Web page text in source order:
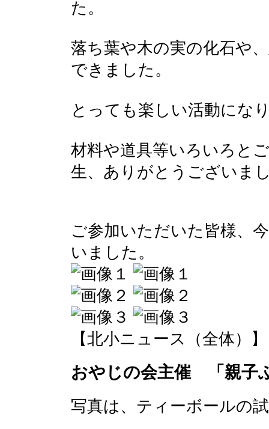
た。
落ち葉や木の実の化石や
できました。
とっても楽しい活動にな
材料や道具等いろいろと
生、ありがとうございま
ご参加いただいた皆様、
いました。
【北小ニュース（全体）
おやじの会主催 「親子
写真は、ティーボールの